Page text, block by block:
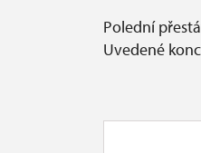
Polední
Uvedené